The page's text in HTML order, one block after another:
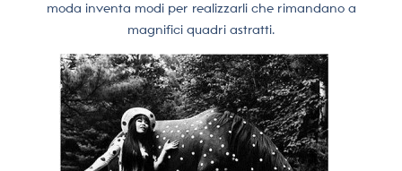
moda inventa modi per realizzarli che rimandano a
magnifici quadri astratti.